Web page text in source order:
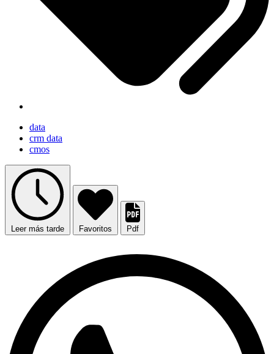
data
crm data
cmos
Leer más tarde Favoritos Pdf